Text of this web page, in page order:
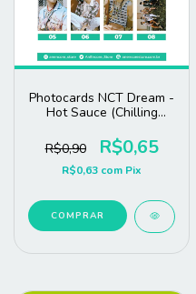
Photocards NCT Dream -
Hot Sauce (Chilling
R$0,90
R$0,65
R$0,63 com Pix
COMPRAR